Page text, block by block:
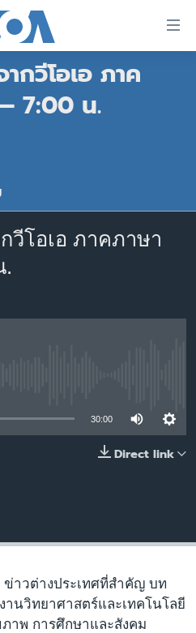
กวีโอเอ ภาค
7:00 น.
วีโอเอ ภาคภาษา
.
30:00
Direct link
าวต่างประเทศที่สำคัญ บท
านวิทยาศาสตร์และเทคโนโลยี
าพ การศึกษาและสังคม